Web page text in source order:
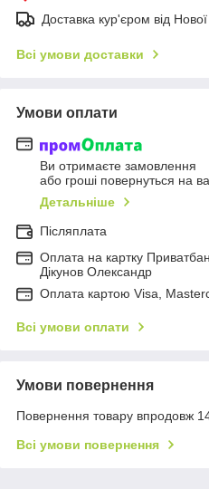
Доставка кур'єром від
Всі умови доставки
Умови оплати
Ви отримаєте замовлення
або гроші повернуться на
Детальніше
Післяплата
Оплата на картку
Дікунов Олександр
Оплата картою Visa,
Всі умови оплати
Умови повернення
Повернення товару впродовж
Всі умови повернення